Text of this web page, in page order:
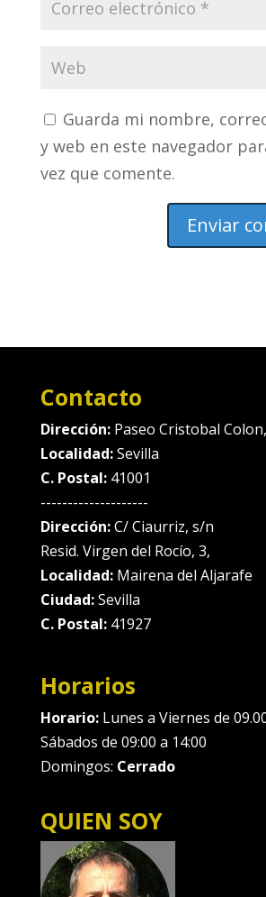
Guarda mi nombre,
y web en este navegador
vez que comente.
Contacto
Dirección: Paseo Cristobal
Localidad:Sevilla
C. Postal:41001
--------------------
Dirección:C/ Ciaurriz, s/n
Resid. Virgen del Rocío, 3,
Localidad:Mairena del Aljarafe
Ciudad:Sevilla
C. Postal:41927
Horarios
Horario:Lunes a Viernes de
Sábados de 09:00 a 14:00
Domingos: Cerrado
QUIEN SOY